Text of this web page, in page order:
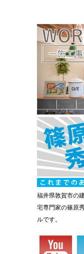
福井県敦賀市の
宅専門家の篠原
ルです。